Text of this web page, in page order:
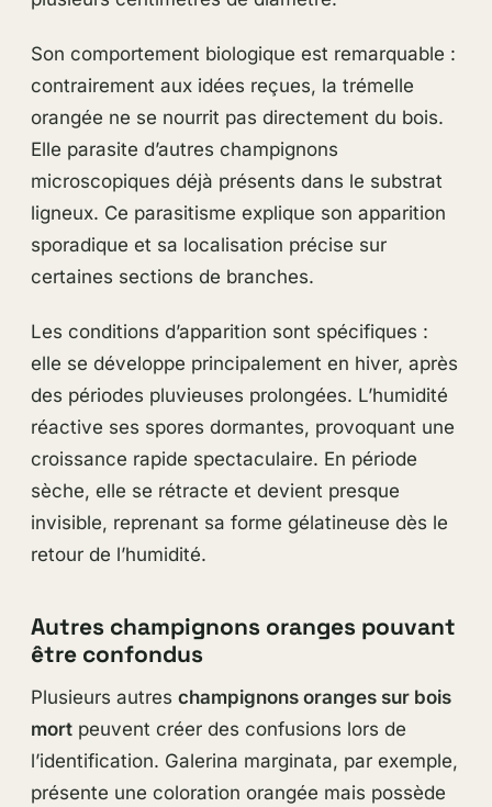
Son comportement biologique est remarquable :
contrairement aux idées reçues, la trémelle
orangée ne se nourrit pas directement du bois.
Elle parasite d’autres champignons
microscopiques déjà présents dans le substrat
ligneux. Ce parasitisme explique son apparition
sporadique et sa localisation précise sur
certaines sections de branches.
Les conditions d’apparition sont spécifiques :
elle se développe principalement en hiver, après
des périodes pluvieuses prolongées. L’humidité
réactive ses spores dormantes, provoquant une
croissance rapide spectaculaire. En période
sèche, elle se rétracte et devient presque
invisible, reprenant sa forme gélatineuse dès le
retour de l’humidité.
Autres champignons oranges pouvant
être confondus
Plusieurs autres champignons oranges sur bois
mortpeuvent créer des confusions lors de
l’identification. Galerina marginata, par exemple,
présente une coloration orangée mais possède